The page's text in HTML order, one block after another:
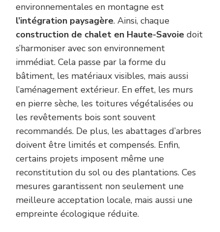
environnementales en montagne est
l’intégration paysagère. Ainsi, chaque
construction de chalet en Haute-Savoie doit
s’harmoniser avec son environnement
immédiat. Cela passe par la forme du
bâtiment, les matériaux visibles, mais aussi
l’aménagement extérieur. En effet, les murs
en pierre sèche, les toitures végétalisées ou
les revêtements bois sont souvent
recommandés. De plus, les abattages d’arbres
doivent être limités et compensés. Enfin,
certains projets imposent même une
reconstitution du sol ou des plantations. Ces
mesures garantissent non seulement une
meilleure acceptation locale, mais aussi une
empreinte écologique réduite.